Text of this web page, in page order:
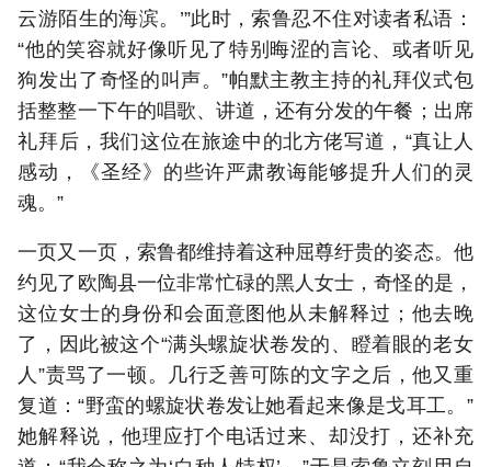
云游陌生的海滨。’”此时，索鲁忍不住对读者私语：
“他的笑容就好像听见了特别晦涩的言论、或者听见
狗发出了奇怪的叫声。”帕默主教主持的礼拜仪式包
括整整一下午的唱歌、讲道，还有分发的午餐；出席
礼拜后，我们这位在旅途中的北方佬写道，“真让人
感动，《圣经》的些许严肃教诲能够提升人们的灵
魂。”
一页又一页，索鲁都维持着这种屈尊纡贵的姿态。他
约见了欧陶县一位非常忙碌的黑人女士，奇怪的是，
这位女士的身份和会面意图他从未解释过；他去晚
了，因此被这个“满头螺旋状卷发的、瞪着眼的老女
人”责骂了一顿。几行乏善可陈的文字之后，他又重
复道：“野蛮的螺旋状卷发让她看起来像是戈耳工。”
她解释说，他理应打个电话过来、却没打，还补充